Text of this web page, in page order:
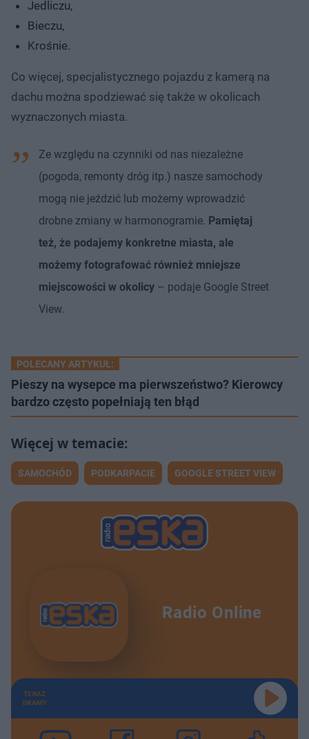
Jedliczu,
Bieczu,
Krośnie.
Co więcej, specjalistycznego pojazdu z kamerą na
dachu można spodziewać się także w okolicach
wyznaczonych miasta.
Ze względu na czynniki od nas niezależne
(pogoda, remonty dróg itp.) nasze samochody
mogą nie jeździć lub możemy wprowadzić
drobne zmiany w harmonogramie. Pamiętaj
też, że podajemy konkretne miasta, ale
możemy fotografować również mniejsze
miejscowości w okolicy – podaje Google Street
View.
POLECANY ARTYKUŁ:
Pieszy na wysepce ma pierwszeństwo? Kierowcy
bardzo często popełniają ten błąd
SAMOCHÓD PODKARPACIE GOOGLE STREET VIEW
Radio Online
TERAZ
GRAMY